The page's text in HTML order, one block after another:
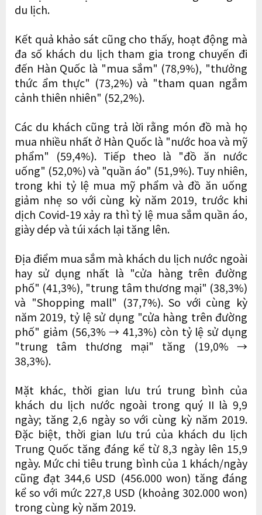
du lịch.
Kết quả khảo sát cũng cho thấy, hoạt động mà
đa số khách du lịch tham gia trong chuyến đi
đến Hàn Quốc là "mua sắm" (78,9%), "thưởng
thức ẩm thực" (73,2%) và "tham quan ngắm
cảnh thiên nhiên" (52,2%).
Các du khách cũng trả lời rằng món đồ mà họ
mua nhiều nhất ở Hàn Quốc là "nước hoa và mỹ
phẩm" (59,4%). Tiếp theo là "đồ ăn nước
uống" (52,0%) và "quần áo" (51,9%). Tuy nhiên,
trong khi tỷ lệ mua mỹ phẩm và đồ ăn uống
giảm nhẹ so với cùng kỳ năm 2019, trước khi
dịch Covid-19 xảy ra thì tỷ lệ mua sắm quần áo,
giày dép và túi xách lại tăng lên.
Địa điểm mua sắm mà khách du lịch nước ngoài
hay sử dụng nhất là "cửa hàng trên đường
phố" (41,3%), "trung tâm thương mại" (38,3%)
và "Shopping mall" (37,7%). So với cùng kỳ
năm 2019, tỷ lệ sử dụng "cửa hàng trên đường
phố" giảm (56,3% → 41,3%) còn tỷ lệ sử dụng
"trung tâm thương mại" tăng (19,0% →
38,3%).
Mặt khác, thời gian lưu trú trung bình của
khách du lịch nước ngoài trong quý II là 9,9
ngày; tăng 2,6 ngày so với cùng kỳ năm 2019.
Đặc biệt, thời gian lưu trú của khách du lịch
Trung Quốc tăng đáng kể từ 8,3 ngày lên 15,9
ngày. Mức chi tiêu trung bình của 1 khách/ngày
cũng đạt 344,6 USD (456.000 won) tăng đáng
kể so với mức 227,8 USD (khoảng 302.000 won)
trong cùng kỳ năm 2019.